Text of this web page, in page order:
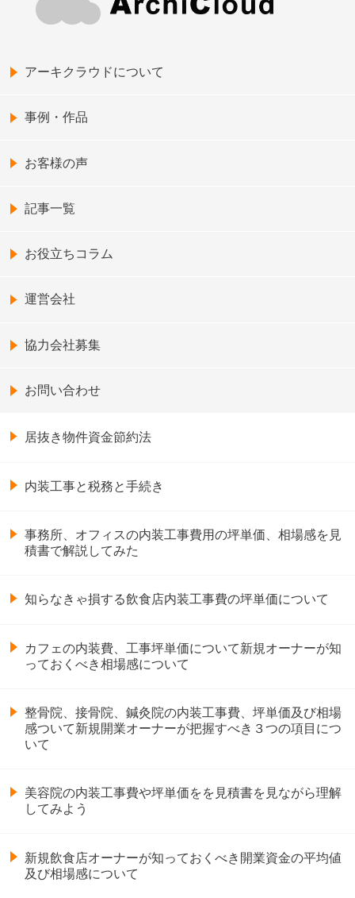
アーキクラウドについて
事例・作品
お客様の声
記事一覧
お役立ちコラム
運営会社
協力会社募集
お問い合わせ
居抜き物件資金節約法
内装工事と税務と手続き
事務所、オフィスの内装工事費用の坪単価、相場感を見
積書で解説してみた
知らなきゃ損する飲食店内装工事費の坪単価について
カフェの内装費、工事坪単価について新規オーナーが知
っておくべき相場感について
整骨院、接骨院、鍼灸院の内装工事費、坪単価及び相場
感ついて新規開業オーナーが把握すべき３つの項目につ
いて
美容院の内装工事費や坪単価をを見積書を見ながら理解
してみよう
新規飲食店オーナーが知っておくべき開業資金の平均値
及び相場感について